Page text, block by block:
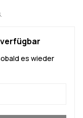
es wieder